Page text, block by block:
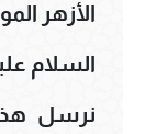
الأزهر
السلام
نرسل